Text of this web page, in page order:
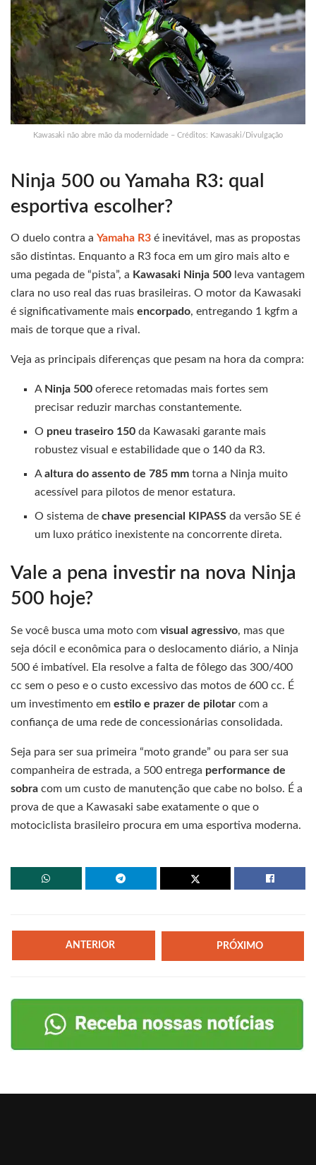
Kawasaki não abre mão da modernidade – Créditos: Kawasaki/Divulgação
Ninja 500 ou Yamaha R3: qual
esportiva escolher?
O duelo contra a Yamaha R3 é inevitável, mas as propostas
são distintas. Enquanto a R3 foca em um giro mais alto e
uma pegada de “pista”, a Kawasaki Ninja 500 leva vantagem
clara no uso real das ruas brasileiras. O motor da Kawasaki
é significativamente mais encorpado, entregando 1 kgfm a
mais de torque que a rival.
Veja as principais diferenças que pesam na hora da compra:
A Ninja 500 oferece retomadas mais fortes sem
precisar reduzir marchas constantemente.
O pneu traseiro 150 da Kawasaki garante mais
robustez visual e estabilidade que o 140 da R3.
Aaltura do assento de 785 mm torna a Ninja muito
acessível para pilotos de menor estatura.
O sistema dechave presencial KIPASS da versão SE é
um luxo prático inexistente na concorrente direta.
Vale a pena investir na nova Ninja
500 hoje?
Se você busca uma moto com visual agressivo, mas que
seja dócil e econômica para o deslocamento diário, a Ninja
500 é imbatível. Ela resolve a falta de fôlego das 300/400
cc sem o peso e o custo excessivo das motos de 600 cc. É
um investimento em estilo e prazer de pilotar com a
confiança de uma rede de concessionárias consolidada.
Seja para ser sua primeira “moto grande” ou para ser sua
companheira de estrada, a 500 entrega performance de
sobra com um custo de manutenção que cabe no bolso. É a
prova de que a Kawasaki sabe exatamente o que o
motociclista brasileiro procura em uma esportiva moderna.
ANTERIOR PRÓXIMO